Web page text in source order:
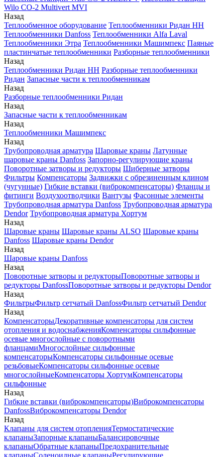
Wilo CO-2 Multivert MVI
Назад
Теплообменное оборудование Теплообменники Ридан НН
Теплообменники Danfoss Теплообменники Alfa Laval
Теплообменники Этра Теплообменники Машимпекс Паяные
пластинчатые теплообменники Разборные теплообменники
Назад
Теплообменники Ридан НН Разборные теплообменники
Ридан Запасные части к теплообменникам
Назад
Разборные теплообменники Ридан
Назад
Запасные части к теплообменникам
Назад
Теплообменники Машимпекс
Назад
Трубопроводная арматура Шаровые краны Латунные
шаровые краны Danfoss Запорно-регулирующие краны
Поворотные затворы и редукторы Шиберные затворы
Фильтры Компенсаторы Задвижки с обрезиненным клином
(чугунные) Гибкие вставки (виброкомпенсаторы) Фланцы и
фитинги Воздухоотводчики Вантузы Фасонные элементы
Трубопроводная арматура Danfoss Трубопроводная арматура
Dendor Трубопроводная арматура Хортум
Назад
Шаровые краны Шаровые краны ALSO Шаровые краны
Danfoss Шаровые краны Dendor
Назад
Шаровые краны Danfoss
Назад
Поворотные затворы и редукторыПоворотные затворы и
редукторы DanfossПоворотные затворы и редукторы Dendor
Назад
ФильтрыФильтр сетчатый DanfossФильтр сетчатый Dendor
Назад
КомпенсаторыДекоративные компенсаторы для систем
отопления и водоснабженияКомпенсаторы сильфонные
осевые многослойные с поворотными
фланцамиМногослойные сильфонные
компенсаторыКомпенсаторы сильфонные осевые
резьбовыеКомпенсаторы сильфонные осевые
многослойныеКомпенсаторы ХортумКомпенсаторы
сильфонные
Назад
Гибкие вставки (виброкомпенсаторы)Виброкомпенсаторы
DanfossВиброкомпенсаторы Dendor
Назад
Клапаны для систем отопленияТермостатические
клапаныЗапорные клапаныБалансировочные
клапаныОбратные клапаныПредохранительные
клапаныСоленоидные клапаныРегулирующие